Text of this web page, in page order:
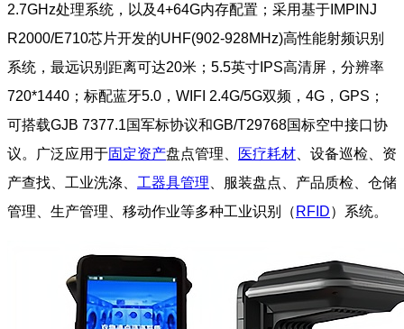
2.7GHz处理系统，以及4+64G内存配置；采用基于IMPINJ
R2000/E710芯片开发的UHF(902-928MHz)高性能射频识别
系统，最远识别距离可达20米；5.5英寸IPS高清屏，分辨率
720*1440；标配蓝牙5.0，WIFI 2.4G/5G双频，4G，GPS；
可搭载GJB 7377.1国军标协议和GB/T29768国标空中接口协
议。广泛应用于固定资产盘点管理、 医疗耗材 、设备巡检、资
产查找、工业洗涤、 工器具管理 、服装盘点、产品质检、仓储
管理、生产管理、移动作业等多种工业识别（ RFID）系统。